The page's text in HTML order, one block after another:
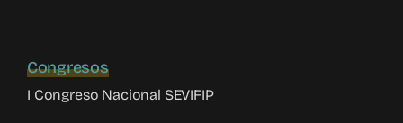
Congresos
I Congreso Nacional SEVIFIP